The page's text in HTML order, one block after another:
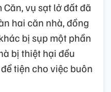
vụ sạt lở đất đã
hai căn nhà, đồng
bị sụp một phần
bị thiệt hại đều
tiện cho việc buôn